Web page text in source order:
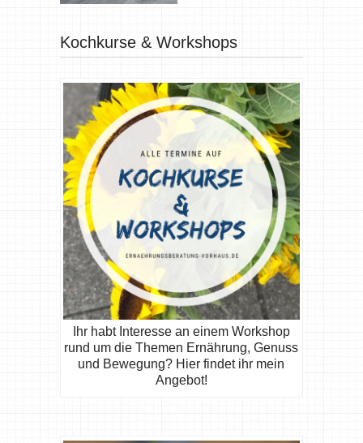
Kochkurse & Workshops
Ihr habt Interesse an einem Workshop
rund um die Themen Ernährung, Genuss
und Bewegung? Hier findet ihr mein
Angebot!